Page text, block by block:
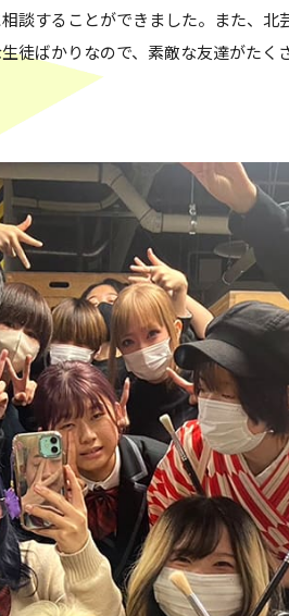
談することができました。また、北
徒ばかりなので、素敵な友達がたく